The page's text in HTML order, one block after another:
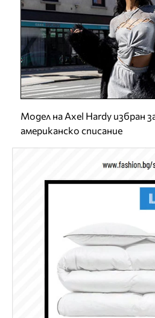
Модел на Axel Hardy избран
американско списание